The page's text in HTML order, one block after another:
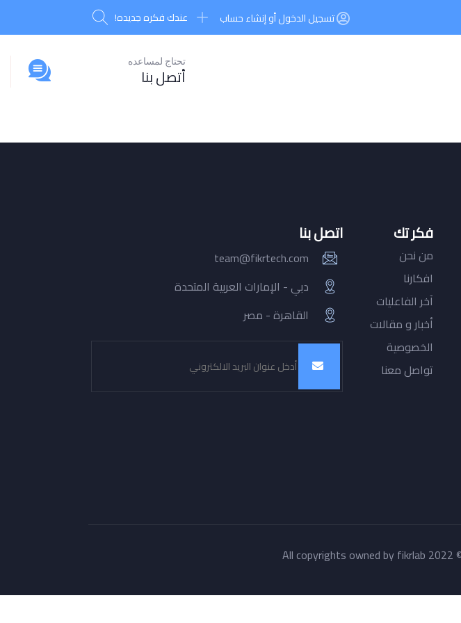
عندك فكره جديده! تسجيل الدخول أو إنشاء حساب
تحتاج لمساعده
أتصل بنا
فكر تك
من نحن
افكارنا
آخر الفاعليات
أخبار و مقالات
الخصوصية
تواصل معنا
اتصل بنا
team@fikrtech.com
دبي - الإمارات العربية المتحدة
القاهرة - مصر